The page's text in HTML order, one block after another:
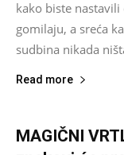
kako biste nastavili
gomilaju, a sreća
sudbina nikada
Read more
MAGIČNI